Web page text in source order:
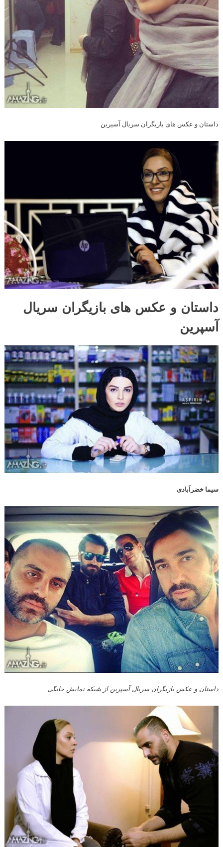
داستان و عکس های بازیگران سریال آسپرین
داستان و عکس های بازیگران سریال
آسپرین
سیما خضرآبادی
داستان و عکس بازیگران سریال آسپرین از شبکه نمایش خانگی